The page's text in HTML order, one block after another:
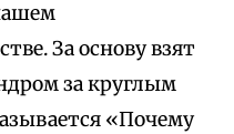
За основу взят
за круглым
«Почему